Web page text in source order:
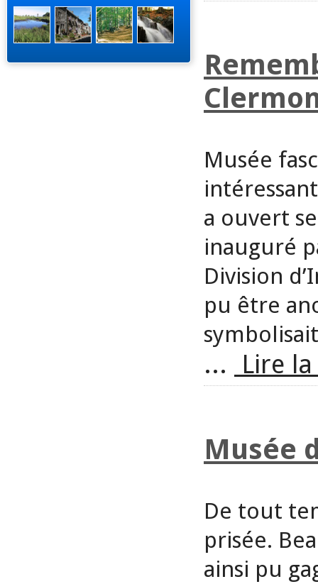
Musée
a ouvert
inauguré
Division
pu être
... Lire
Musée
De tout
prisée.
ainsi pu